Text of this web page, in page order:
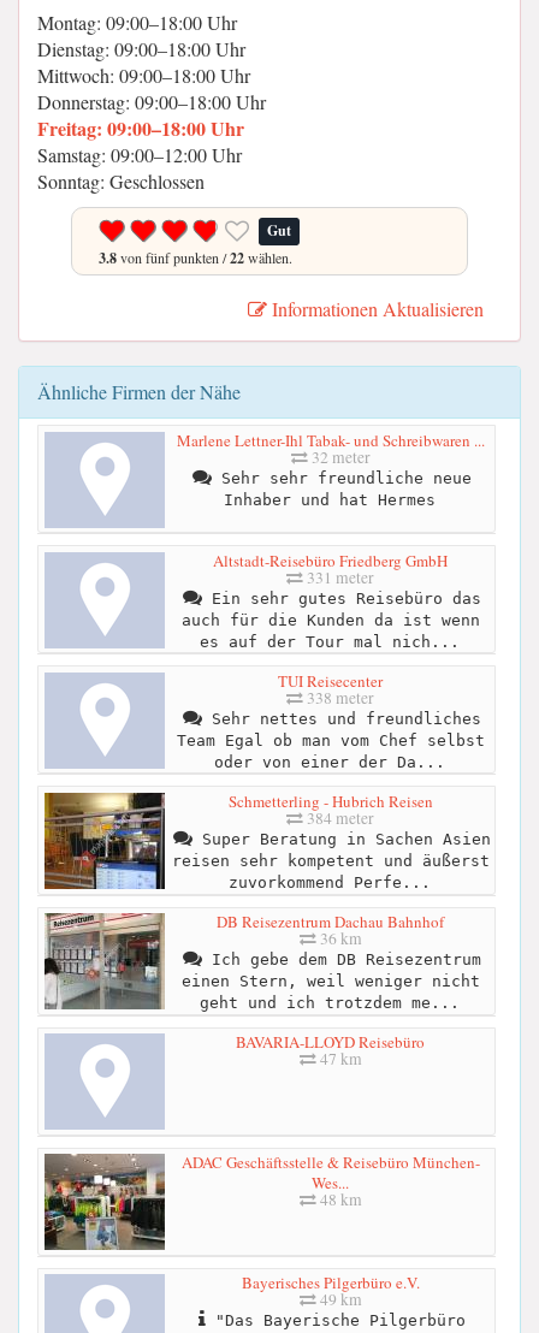
Montag: 09:00–18:00 Uhr
Dienstag: 09:00–18:00 Uhr
Mittwoch: 09:00–18:00 Uhr
Donnerstag: 09:00–18:00 Uhr
Freitag: 09:00–18:00 Uhr
Samstag: 09:00–12:00 Uhr
Sonntag: Geschlossen
Gut
3.8von fünf punkten /22wählen.
Informationen Aktualisieren
Ähnliche Firmen der Nähe
Marlene Lettner-Ihl Tabak- und Schreibwaren ...
32 meter
Sehr sehr freundliche neue
Inhaber und hat Hermes
Altstadt-Reisebüro Friedberg GmbH
331 meter
Ein sehr gutes Reisebüro das
auch für die Kunden da ist wenn
es auf der Tour mal nich...
TUI Reisecenter
338 meter
Sehr nettes und freundliches
Team Egal ob man vom Chef selbst
oder von einer der Da...
Schmetterling - Hubrich Reisen
384 meter
Super Beratung in Sachen Asien
reisen sehr kompetent und äußerst
zuvorkommend Perfe...
DB Reisezentrum Dachau Bahnhof
36 km
Ich gebe dem DB Reisezentrum
einen Stern, weil weniger nicht
geht und ich trotzdem me...
BAVARIA-LLOYD Reisebüro
47 km
ADAC Geschäftsstelle & Reisebüro München-
Wes...
48 km
Bayerisches Pilgerbüro e.V.
49 km
"Das Bayerische Pilgerbüro